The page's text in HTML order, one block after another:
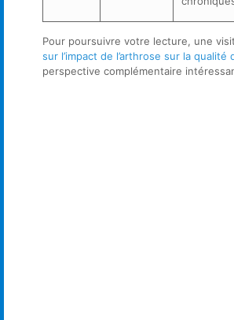
Pour poursuivre votre lecture, une
sur l’impact de l’arthrose sur la qualité
perspective complémentaire